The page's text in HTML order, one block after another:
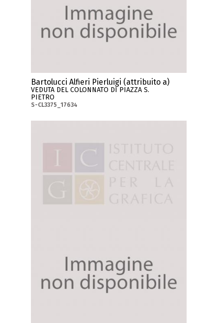
Bartolucci Alfieri Pierluigi (attribuito a)
VEDUTA DEL COLONNATO DI PIAZZA S.
PIETRO
S-CL3375_17634